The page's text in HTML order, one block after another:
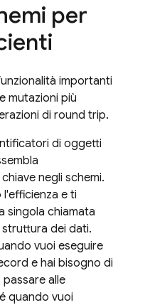
per
importanti
mutazioni più
di round trip.
di oggetti
negli schemi.
e ti
singola chiamata
dei dati.
vuoi eseguire
e hai bisogno di
alle
quando vuoi